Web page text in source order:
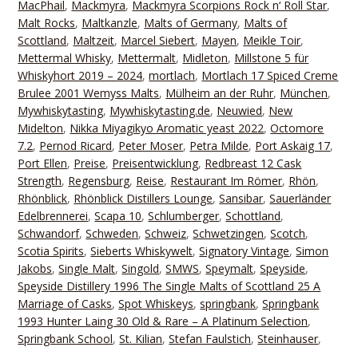
MacPhail, Mackmyra, Mackmyra Scorpions Rock n‘ Roll Star,
Malt Rocks, Maltkanzle, Malts of Germany, Malts of
Scottland, Maltzeit, Marcel Siebert, Mayen, Meikle Toir,
Mettermal Whisky, Mettermalt, Midleton, Millstone 5 für
Whiskyhort 2019 – 2024,mortlach, Mortlach 17 Spiced Creme
Brulee 2001 Wemyss Malts, Mülheim an der Ruhr, München,
Mywhiskytasting, Mywhiskytasting.de, Neuwied, New
Midelton, Nikka Miyagikyo Aromatic yeast 2022,Octomore
7.2, Pernod Ricard, Peter Moser, Petra Milde, Port Askaig 17,
Port Ellen, Preise, Preisentwicklung, Redbreast 12 Cask
Strength, Regensburg, Reise, Restaurant Im Römer, Rhön,
Rhönblick, Rhönblick Distillers Lounge,Sansibar,Sauerländer
Edelbrennerei,Scapa 10,Schlumberger,Schottland,
Schwandorf,Schweden,Schweiz,Schwetzingen,Scotch,
Scotia Spirits,Sieberts Whiskywelt,Signatory Vintage,Simon
Jakobs,Single Malt,Singold,SMWS,Speymalt,Speyside,
Speyside Distillery 1996 The Single Malts of Scottland 25 A
Marriage of Casks,Spot Whiskeys,springbank,Springbank
1993 Hunter Laing 30 Old & Rare – A Platinum Selection,
Springbank School,St. Kilian,Stefan Faulstich,Steinhauser,